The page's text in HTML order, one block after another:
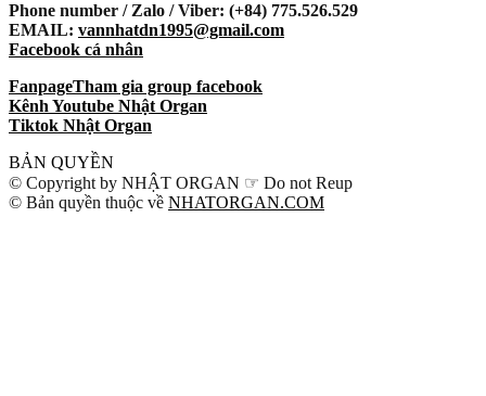
Phone number / Zalo / Viber: (+84) 775.526.529
EMAIL: vannhatdn1995@gmail.com
Facebook cá nhân
FanpageTham gia group facebook
Kênh Youtube Nhật Organ
Tiktok Nhật Organ
BẢN QUYỀN
© Copyright by NHẬT ORGAN ☞ Do not Reup
© Bản quyền thuộc về NHATORGAN.COM